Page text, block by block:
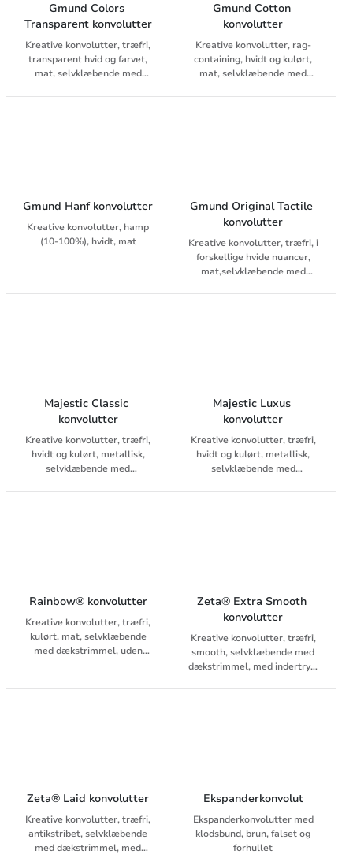
Gmund Colors
Transparent konvolutter
Kreative konvolutter, træfri,
transparent hvid og farvet,
mat, selvklæbende med
Gmund Cotton
konvolutter
Kreative konvolutter, rag-
containing, hvidt og kulørt,
mat, selvklæbende med
Gmund Hanf konvolutter
Kreative konvolutter, hamp
(10-100%), hvidt, mat
Gmund Original Tactile
konvolutter
Kreative konvolutter, træfri, i
forskellige hvide nuancer,
mat,selvklæbende med
Majestic Classic
konvolutter
Kreative konvolutter, træfri,
hvidt og kulørt, metallisk,
selvklæbende med
Majestic Luxus
konvolutter
Kreative konvolutter, træfri,
hvidt og kulørt, metallisk,
selvklæbende med
Rainbow® konvolutter
Kreative konvolutter, træfri,
kulørt, mat, selvklæbende
med dækstrimmel, uden
Zeta® Extra Smooth
konvolutter
Kreative konvolutter, træfri,
smooth, selvklæbende med
dækstrimmel, med indertryk,
Zeta® Laid konvolutter
Kreative konvolutter, træfri,
antikstribet, selvklæbende
med dækstrimmel, med
Ekspanderkonvolut
Ekspanderkonvolutter med
klodsbund, brun, falset og
forhullet